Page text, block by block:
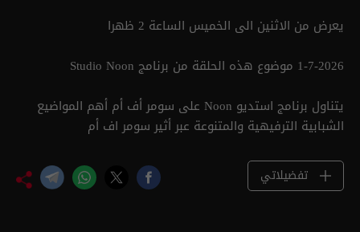
يعرض من الاثنين الى الخميس الساعة 2 ظهرا
1-7-2026 موضوع هذه الحلقة من برنامج Studio Noon
يتناول برنامج استديو Noon على سومر أف أم أهم المواضيع
الشبابية الترفيهية والمتنوعة عبر أثير سومر اف أم
تفضيلاتي